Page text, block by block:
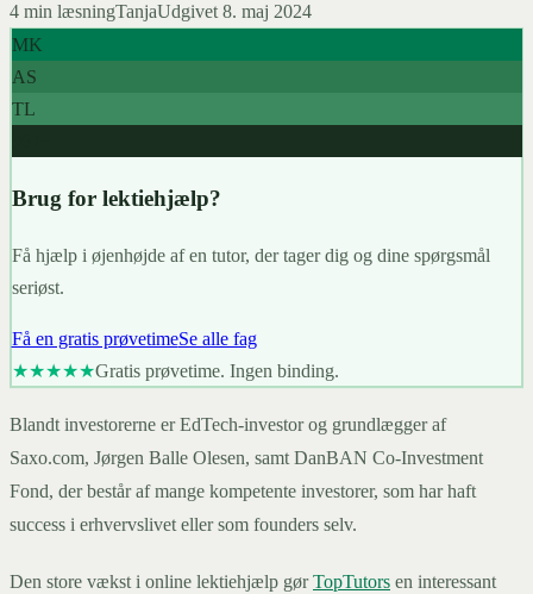
4 min læsningTanjaUdgivet 8. maj 2024
MK
AS
TL
Brug for lektiehjælp?
Få hjælp i øjenhøjde af en tutor, der tager dig og dine spørgsmål
seriøst.
Få en gratis prøvetimeSe alle fag
★★★★★Gratis prøvetime. Ingen binding.
Blandt investorerne er EdTech-investor og grundlægger af
Saxo.com, Jørgen Balle Olesen, samt DanBAN Co-Investment
Fond, der består af mange kompetente investorer, som har haft
success i erhvervslivet eller som founders selv.
Den store vækst i online lektiehjælp gørTopTutors en interessant